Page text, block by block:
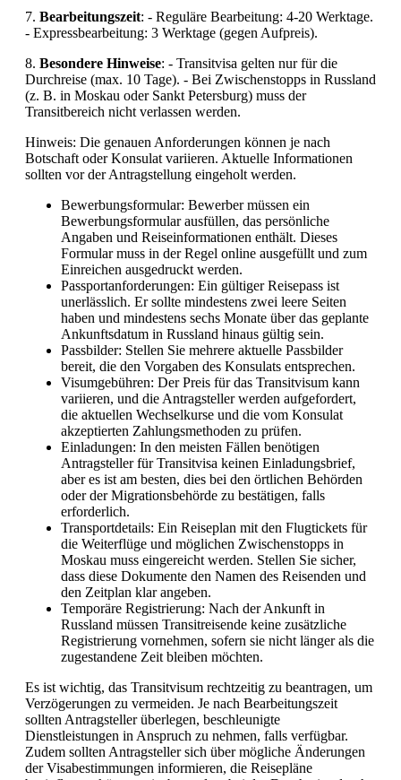
7. Bearbeitungszeit: - Reguläre Bearbeitung: 4-20 Werktage.
- Expressbearbeitung: 3 Werktage (gegen Aufpreis).
8. Besondere Hinweise: - Transitvisa gelten nur für die
Durchreise (max. 10 Tage). - Bei Zwischenstopps in Russland
(z. B. in Moskau oder Sankt Petersburg) muss der
Transitbereich nicht verlassen werden.
Hinweis: Die genauen Anforderungen können je nach
Botschaft oder Konsulat variieren. Aktuelle Informationen
sollten vor der Antragstellung eingeholt werden.
Bewerbungsformular: Bewerber müssen ein
Bewerbungsformular ausfüllen, das persönliche
Angaben und Reiseinformationen enthält. Dieses
Formular muss in der Regel online ausgefüllt und zum
Einreichen ausgedruckt werden.
Passportanforderungen: Ein gültiger Reisepass ist
unerlässlich. Er sollte mindestens zwei leere Seiten
haben und mindestens sechs Monate über das geplante
Ankunftsdatum in Russland hinaus gültig sein.
Passbilder: Stellen Sie mehrere aktuelle Passbilder
bereit, die den Vorgaben des Konsulats entsprechen.
Visumgebühren: Der Preis für das Transitvisum kann
variieren, und die Antragsteller werden aufgefordert,
die aktuellen Wechselkurse und die vom Konsulat
akzeptierten Zahlungsmethoden zu prüfen.
Einladungen: In den meisten Fällen benötigen
Antragsteller für Transitvisa keinen Einladungsbrief,
aber es ist am besten, dies bei den örtlichen Behörden
oder der Migrationsbehörde zu bestätigen, falls
erforderlich.
Transportdetails: Ein Reiseplan mit den Flugtickets für
die Weiterflüge und möglichen Zwischenstopps in
Moskau muss eingereicht werden. Stellen Sie sicher,
dass diese Dokumente den Namen des Reisenden und
den Zeitplan klar angeben.
Temporäre Registrierung: Nach der Ankunft in
Russland müssen Transitreisende keine zusätzliche
Registrierung vornehmen, sofern sie nicht länger als die
zugestandene Zeit bleiben möchten.
Es ist wichtig, das Transitvisum rechtzeitig zu beantragen, um
Verzögerungen zu vermeiden. Je nach Bearbeitungszeit
sollten Antragsteller überlegen, beschleunigte
Dienstleistungen in Anspruch zu nehmen, falls verfügbar.
Zudem sollten Antragsteller sich über mögliche Änderungen
der Visabestimmungen informieren, die Reisepläne